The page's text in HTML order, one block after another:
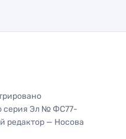
серия Эл № ФС77-
редактор — Носова